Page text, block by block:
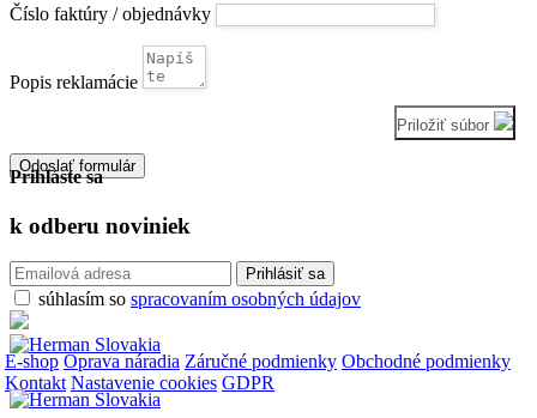
Číslo faktúry / objednávky
Popis reklamácie
Priložiť súbor
Odoslať formulár
Prihláste sa
k odberu noviniek
súhlasím so spracovaním osobných údajov
E-shop Oprava náradia Záručné podmienky Obchodné podmienky
Kontakt Nastavenie cookies GDPR